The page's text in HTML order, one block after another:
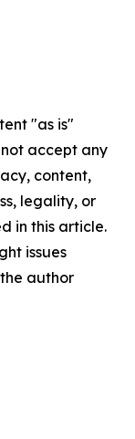
"as is"
accept any
content,
legality, or
in this article.
issues
author